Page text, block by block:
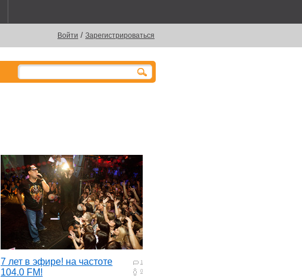
Войти / Зарегистрироваться
1
0
7 лет в эфире! на частоте
104.0 FM!